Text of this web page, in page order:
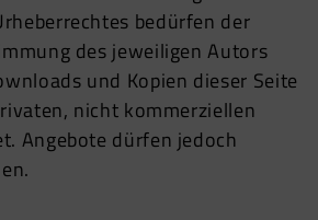
bedürfen der
des jeweiligen Autors
und Kopien dieser Seite
nicht kommerziellen
Angebote dürfen jedoch